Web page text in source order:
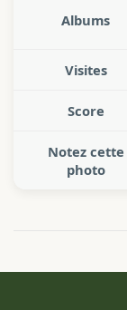
Albums
Visites
Score
Notez cette
photo